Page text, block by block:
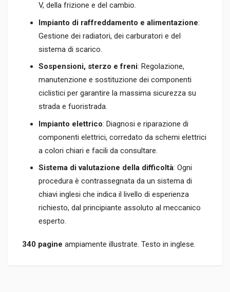
V, della frizione e del cambio.
Impianto di raffreddamento e alimentazione:
Gestione dei radiatori, dei carburatori e del
sistema di scarico.
Sospensioni, sterzo e freni: Regolazione,
manutenzione e sostituzione dei componenti
ciclistici per garantire la massima sicurezza su
strada e fuoristrada.
Impianto elettrico: Diagnosi e riparazione di
componenti elettrici, corredato da schemi elettrici
a colori chiari e facili da consultare.
Sistema di valutazione della difficoltà: Ogni
procedura è contrassegnata da un sistema di
chiavi inglesi che indica il livello di esperienza
richiesto, dal principiante assoluto al meccanico
esperto.
340 pagine ampiamente illustrate. Testo in inglese.